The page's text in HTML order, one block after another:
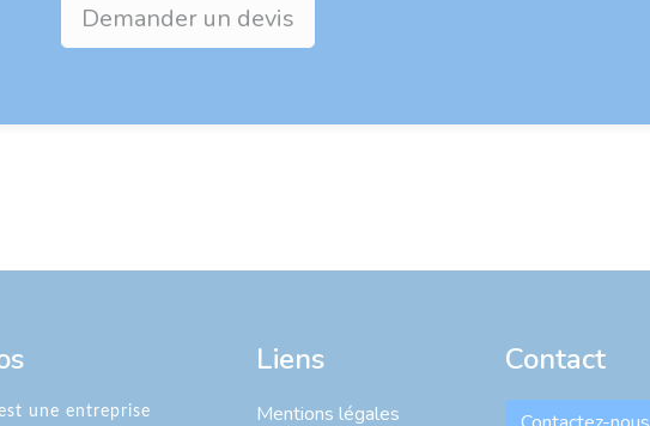
Demander un devis
une entreprise
Liens
Mentions légales
Contact